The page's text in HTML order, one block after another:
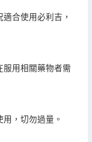
合使用必利吉，
用相關藥物者需
，切勿過量。